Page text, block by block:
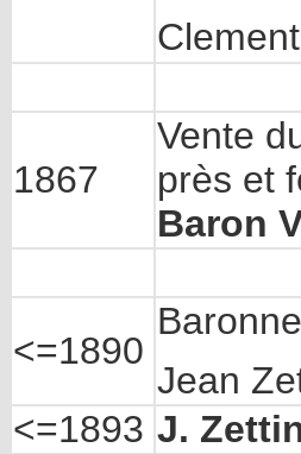
1867
Vente
près et
Baron
<=1890
Jean
<=1893 J.